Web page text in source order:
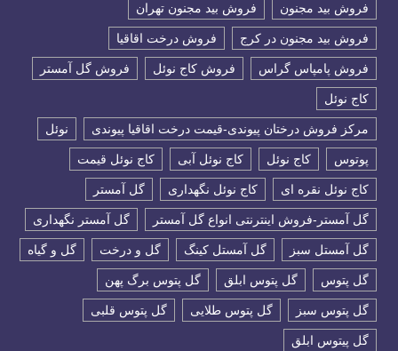
فروش بید مجنون فروش بید مجنون تهران
فروش بید مجنون در کرج فروش درخت اقاقیا
فروش پامپاس گراس فروش کاج نوئل فروش گل آمستر
كاج نوئل
مرکز فروش درختان پیوندی-قیمت درخت اقاقیا پیوندی نوئل
پوتوس کاج نوئل کاج نوئل آبی کاج نوئل قیمت
کاج نوئل نقره ای کاج نوئل نگهداری گل آمستر
گل آمستر-فروش اینترنتی انواع گل آمستر گل آمستر نگهداری
گل آمستل سبز گل آمستل کینگ گل و درخت گل و گیاه
گل پتوس گل پتوس ابلق گل پتوس برگ پهن
گل پتوس سبز گل پتوس طلایی گل پتوس قلبی
گل پیتوس ابلق